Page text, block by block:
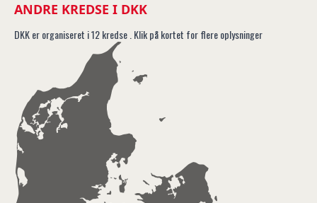
ANDRE KREDSE I DKK
DKK er organiseret i 12 kredse . Klik på kortet for flere oplysninger